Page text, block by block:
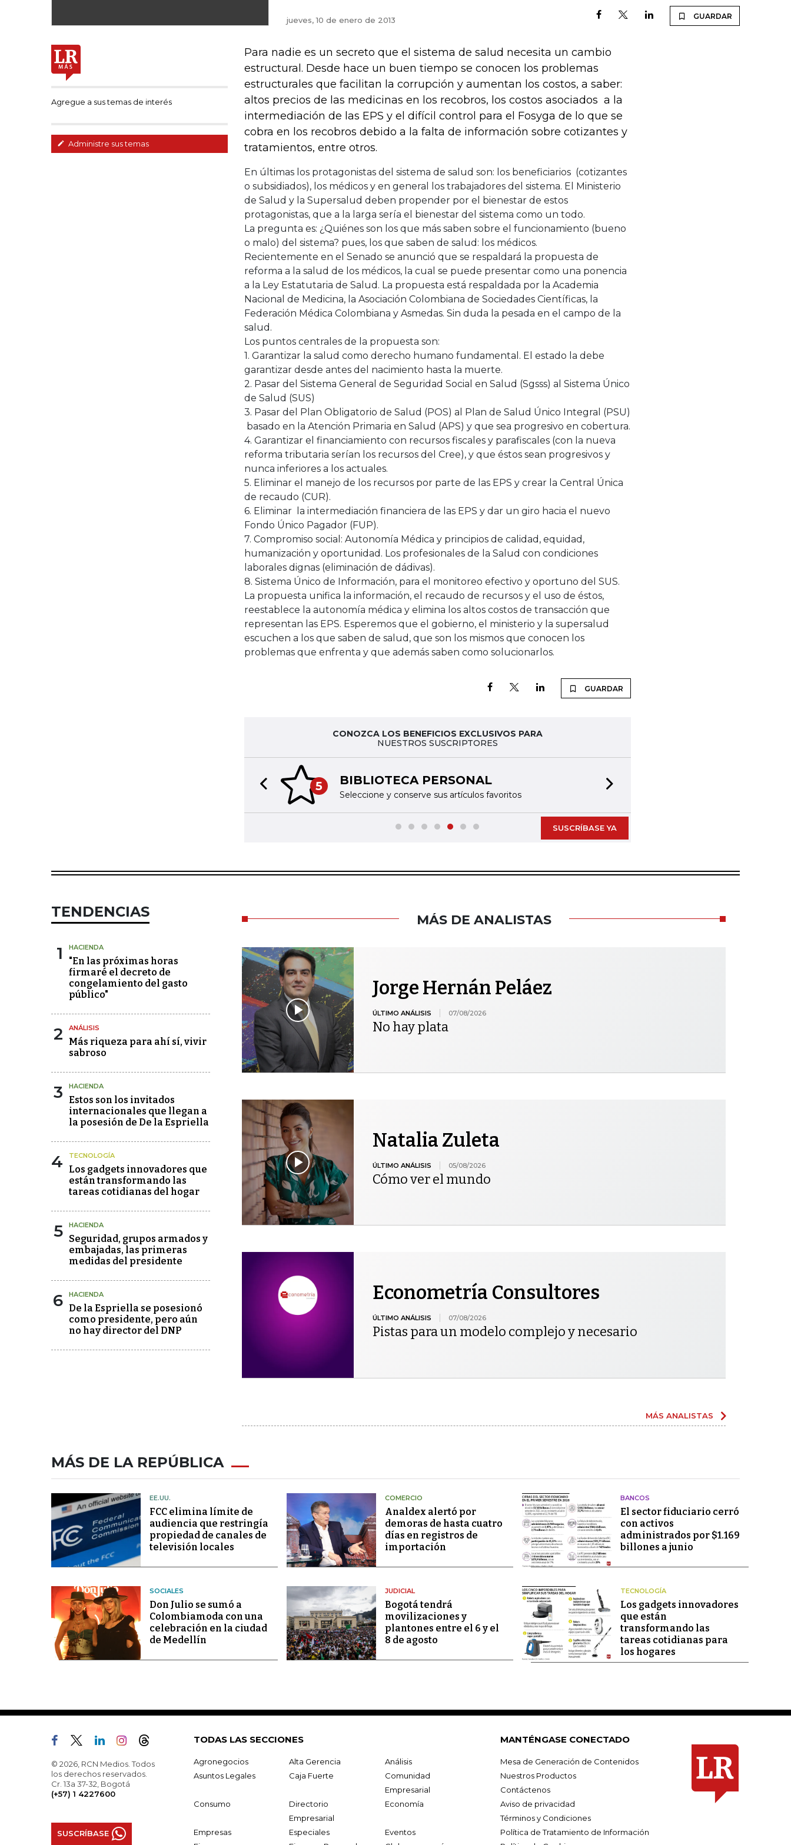
jueves, 10 de enero de 2013 GUARDAR
Agregue a sus temas de interés
Administre sus temas
Para nadie es un secreto que el sistema de salud necesita un cambio
estructural. Desde hace un buen tiempo se conocen los problemas
estructurales que facilitan la corrupción y aumentan los costos, a saber:
altos precios de las medicinas en los recobros, los costos asociados a la
intermediación de las EPS y el difícil control para el Fosyga de lo que se
cobra en los recobros debido a la falta de información sobre cotizantes y
tratamientos, entre otros.
En últimas los protagonistas del sistema de salud son: los beneficiarios (cotizantes
o subsidiados), los médicos y en general los trabajadores del sistema. El Ministerio
de Salud y la Supersalud deben propender por el bienestar de estos
protagonistas, que a la larga sería el bienestar del sistema como un todo.
La pregunta es: ¿Quiénes son los que más saben sobre el funcionamiento (bueno
o malo) del sistema? pues, los que saben de salud: los médicos.
Recientemente en el Senado se anunció que se respaldará la propuesta de
reforma a la salud de los médicos, la cual se puede presentar como una ponencia
a la Ley Estatutaria de Salud. La propuesta está respaldada por la Academia
Nacional de Medicina, la Asociación Colombiana de Sociedades Científicas, la
Federación Médica Colombiana y Asmedas. Sin duda la pesada en el campo de la
salud.
Los puntos centrales de la propuesta son:
1. Garantizar la salud como derecho humano fundamental. El estado la debe
garantizar desde antes del nacimiento hasta la muerte.
2. Pasar del Sistema General de Seguridad Social en Salud (Sgsss) al Sistema Único
de Salud (SUS)
3. Pasar del Plan Obligatorio de Salud (POS) al Plan de Salud Único Integral (PSU)
basado en la Atención Primaria en Salud (APS) y que sea progresivo en cobertura.
4. Garantizar el financiamiento con recursos fiscales y parafiscales (con la nueva
reforma tributaria serían los recursos del Cree), y que éstos sean progresivos y
nunca inferiores a los actuales.
5. Eliminar el manejo de los recursos por parte de las EPS y crear la Central Única
de recaudo (CUR).
6. Eliminar la intermediación financiera de las EPS y dar un giro hacia el nuevo
Fondo Único Pagador (FUP).
7. Compromiso social: Autonomía Médica y principios de calidad, equidad,
humanización y oportunidad. Los profesionales de la Salud con condiciones
laborales dignas (eliminación de dádivas).
8. Sistema Único de Información, para el monitoreo efectivo y oportuno del SUS.
La propuesta unifica la información, el recaudo de recursos y el uso de éstos,
reestablece la autonomía médica y elimina los altos costos de transacción que
representan las EPS. Esperemos que el gobierno, el ministerio y la supersalud
escuchen a los que saben de salud, que son los mismos que conocen los
problemas que enfrenta y que además saben como solucionarlos.
GUARDAR
CONOZCA LOS BENEFICIOS EXCLUSIVOS PARA
NUESTROS SUSCRIPTORES
5 BIBLIOTECA PERSONAL
Seleccione y conserve sus artículos favoritos
Previous slide
SUSCRÍBASE YA
TENDENCIAS
1 HACIENDA
"En las próximas horas
firmaré el decreto de
congelamiento del gasto
público"
2 ANÁLISIS
Más riqueza para ahí sí, vivir
sabroso
3 HACIENDA
Estos son los invitados
internacionales que llegan a
la posesión de De la Espriella
4 TECNOLOGÍA
Los gadgets innovadores que
están transformando las
tareas cotidianas del hogar
5 HACIENDA
Seguridad, grupos armados y
embajadas, las primeras
medidas del presidente
6 HACIENDA
De la Espriella se posesionó
como presidente, pero aún
no hay director del DNP
MÁS DE ANALISTAS
Jorge Hernán Peláez
ÚLTIMO ANÁLISIS 07/08/2026
No hay plata
Natalia Zuleta
ÚLTIMO ANÁLISIS 05/08/2026
Cómo ver el mundo
Econometría Consultores
ÚLTIMO ANÁLISIS 07/08/2026
Pistas para un modelo complejo y necesario
MÁS ANALISTAS
MÁS DE LA REPÚBLICA
EE.UU.
FCC elimina límite de
audiencia que restringía
propiedad de canales de
televisión locales
COMERCIO
Analdex alertó por
demoras de hasta cuatro
días en registros de
importación
BANCOS
El sector fiduciario cerró
con activos
administrados por $1.169
billones a junio
SOCIALES
Don Julio se sumó a
Colombiamoda con una
celebración en la ciudad
de Medellín
JUDICIAL
Bogotá tendrá
movilizaciones y
plantones entre el 6 y el
8 de agosto
TECNOLOGÍA
Los gadgets innovadores
que están
transformando las
tareas cotidianas para
los hogares
© 2026, RCN Medios. Todos
los derechos reservados.
Cr. 13a 37-32, Bogotá
(+57) 1 4227600
SUSCRÍBASE
TODAS LAS SECCIONES
Agronegocios Alta Gerencia
Análisis
Asuntos Legales
Caja Fuerte
Comunidad
Empresarial
Consumo
Directorio
Empresarial
Economía
Empresas Especiales
Eventos
MANTÉNGASE CONECTADO
Mesa de Generación de Contenidos
Nuestros Productos
Contáctenos
Aviso de privacidad
Términos y Condiciones
Política de Tratamiento de Información